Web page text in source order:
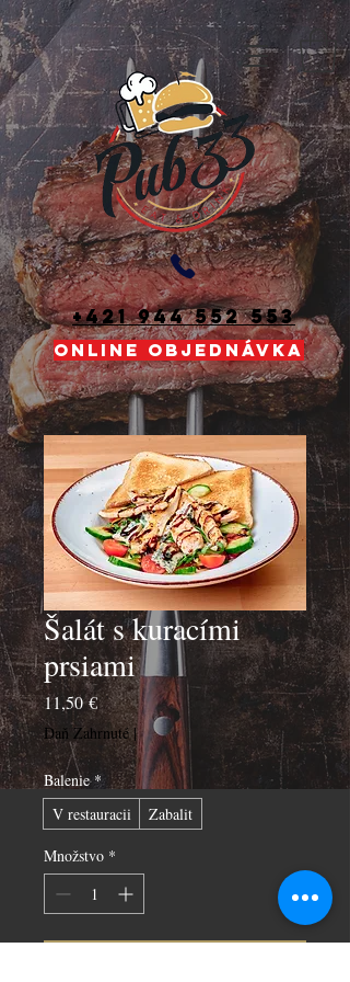
ONLINE OBJEDNÁVKA
+421 944 552 553
Šalát s kuracími
prsiami
11,50 €Price
Daň Zahrnuté|
Balenie *
V restauracii
Zabalit
Množstvo *